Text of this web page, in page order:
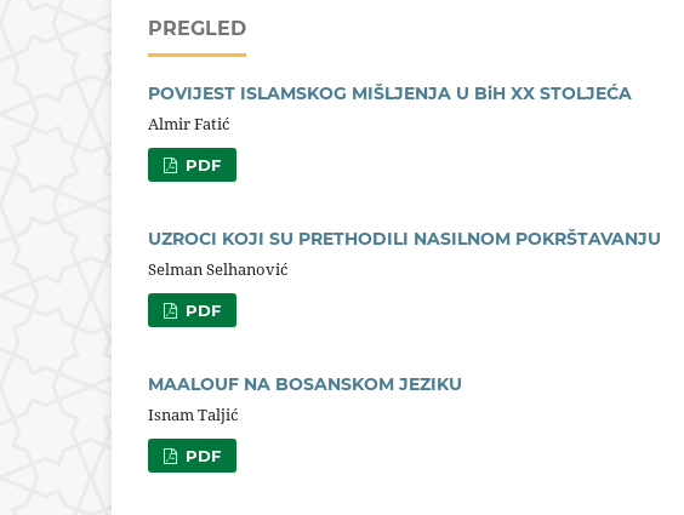
PREGLED
POVIJEST ISLAMSKOG MIŠLJENJA U BiH XX STOLJEĆA
Almir Fatić
PDF
UZROCI KOJI SU PRETHODILI NASILNOM POKRŠTAVANJU
Selman Selhanović
PDF
MAALOUF NA BOSANSKOM JEZIKU
Isnam Taljić
PDF